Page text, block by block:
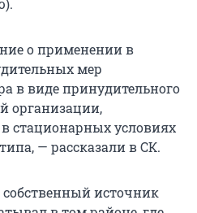
о применении в
мер
в виде принудительного
организации,
стационарных условиях
— рассказали в СК.
собственный источник